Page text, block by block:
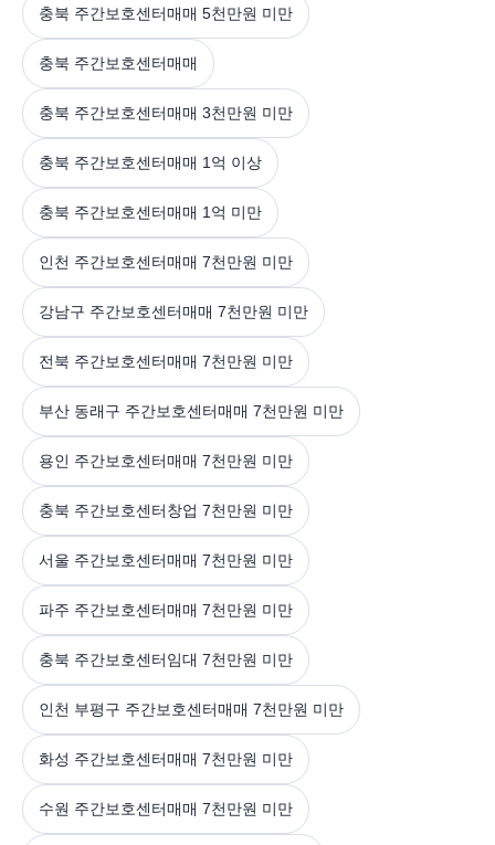
충북 주간보호센터매매 5천만원 미만
충북 주간보호센터매매
충북 주간보호센터매매 3천만원 미만
충북 주간보호센터매매 1억 이상
충북 주간보호센터매매 1억 미만
인천 주간보호센터매매 7천만원 미만
강남구 주간보호센터매매 7천만원 미만
전북 주간보호센터매매 7천만원 미만
부산 동래구 주간보호센터매매 7천만원 미만
용인 주간보호센터매매 7천만원 미만
충북 주간보호센터창업 7천만원 미만
서울 주간보호센터매매 7천만원 미만
파주 주간보호센터매매 7천만원 미만
충북 주간보호센터임대 7천만원 미만
인천 부평구 주간보호센터매매 7천만원 미만
화성 주간보호센터매매 7천만원 미만
수원 주간보호센터매매 7천만원 미만